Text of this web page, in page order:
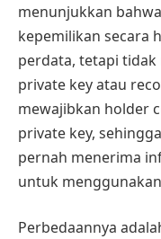
menunjukkan
kepemilikan secara
perdata, tetapi
private key atau
mewajibkan holder
private key,
pernah menerima
untuk
Perbedaannya